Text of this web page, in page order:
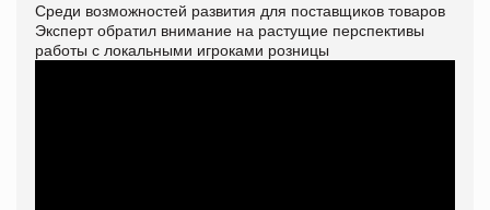
Среди возможностей развития для поставщиков товаров
Эксперт обратил внимание на растущие перспективы
работы с локальными игроками розницы